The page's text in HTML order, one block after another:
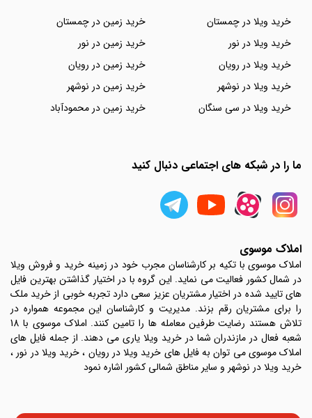
خرید ویلا در چمستان
خرید ویلا در نور
خرید ویلا در رویان
خرید ویلا در نوشهر
خرید ویلا در سی سنگان
خرید زمین در چمستان
خرید زمین در نور
خرید زمین در رویان
خرید زمین در نوشهر
خرید زمین در محمودآباد
ما را در شبکه های اجتماعی دنبال کنید
املاک موسوی
املاک موسوی با تکیه بر کارشناسان مجرب خود در زمینه خرید و فروش ویلا
در شمال کشور فعالیت می نماید. این گروه با در اختیار گذاشتن بهترین فایل
های تایید شده در اختیار مشتریان عزیز سعی دارد تجربه خوبی از خرید ملک
را برای مشتریان رقم بزند. مدیریت و کارشناسان این مجموعه همواره در
تلاش هستند رضایت طرفین معامله ها را تامین کنند. املاک موسوی با 18
شعبه فعال در مازندران شما در خرید ویلا یاری می دهند. از جمله فایل های
املاک موسوی می توان به فایل های خرید ویلا در رویان ، خرید ویلا در نور ،
خرید ویلا در نوشهر و سایر مناطق شمالی کشور اشاره نمود